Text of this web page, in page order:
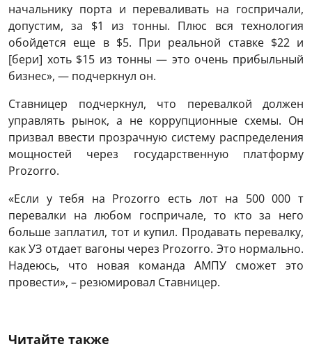
начальнику порта и переваливать на госпричали,
допустим, за $1 из тонны. Плюс вся технология
обойдется еще в $5. При реальной ставке $22 и
[бери] хоть $15 из тонны — это очень прибыльный
бизнес», — подчеркнул он.
Ставницер подчеркнул, что перевалкой должен
управлять рынок, а не коррупционные схемы. Он
призвал ввести прозрачную систему распределения
мощностей через государственную платформу
Prozorro.
«Если у тебя на Prozorro есть лот на 500 000 т
перевалки на любом госпричале, то кто за него
больше заплатил, тот и купил. Продавать перевалку,
как УЗ отдает вагоны через Prozorro. Это нормально.
Надеюсь, что новая команда АМПУ сможет это
провести», – резюмировал Ставницер.
Читайте также